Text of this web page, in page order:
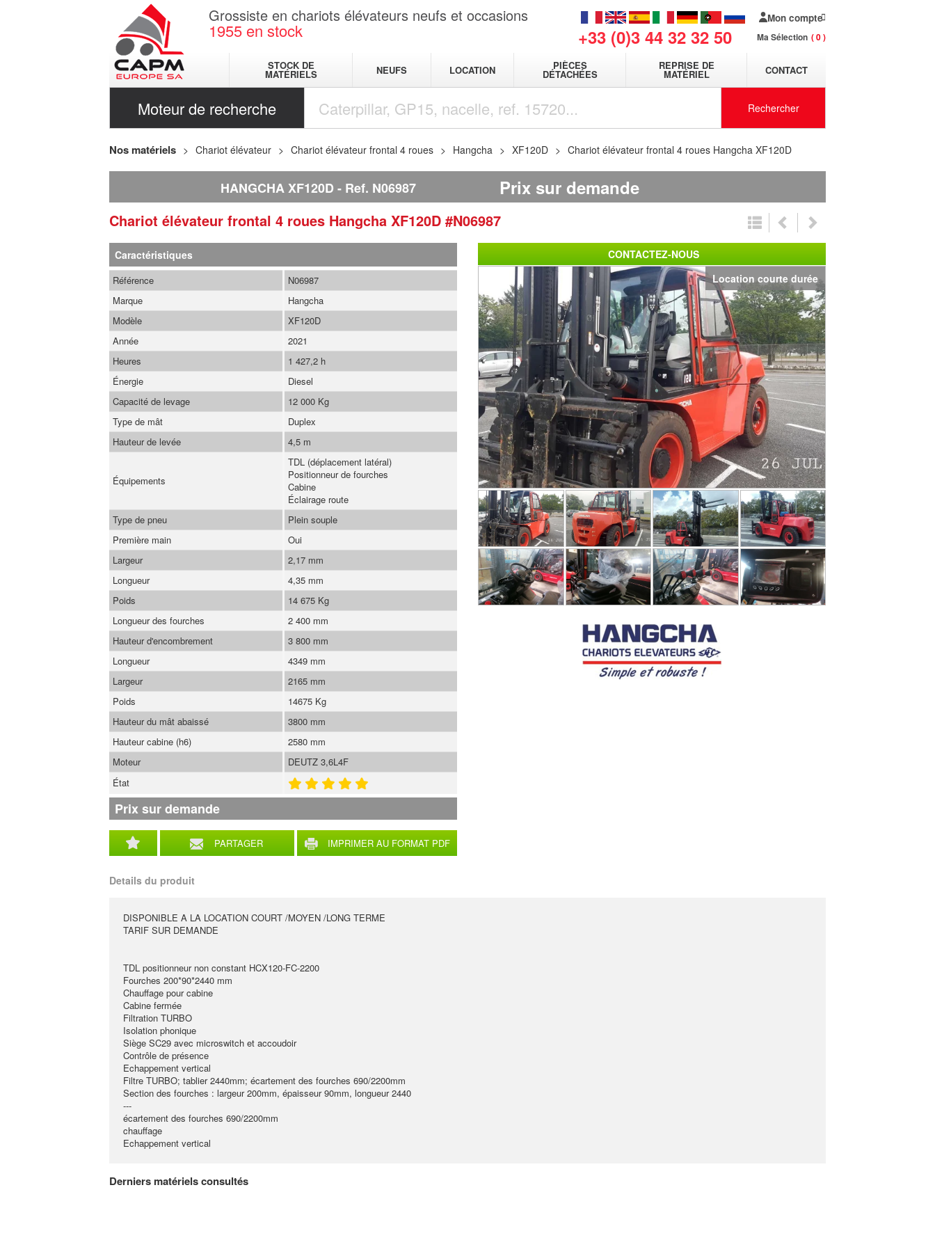
Grossiste en chariots élévateurs neufs et occasions
1955 en stock +33 (0)3 44 32 32 50
Mon compte
Ma Sélection 0
STOCK DE
MATÉRIELS NEUFS LOCATION PIÈCES
DÉTACHÉES
REPRISE DE
MATÉRIEL CONTACT
Moteur de recherche Rechercher
Nos matériels Chariot élévateur Chariot élévateur frontal 4 roues Hangcha XF120D Chariot élévateur frontal 4 roues Hangcha XF120D
HANGCHA XF120D Ref. N06987 Prix sur demande
Chariot élévateur frontal 4 roues Hangcha XF120D #N06987
Location courte durée
Caractéristiques
PARTAGER IMPRIMER AU FORMAT PDF
Référence
N06987
Marque
Hangcha
Modèle
XF120D
Année
2021
Heures
1 427,2 h
Énergie
Diesel
Capacité de levage
12 000 Kg
Type de mât
Duplex
Hauteur de levée
4,5 m
Équipements
TDL (déplacement latéral)
Positionneur de fourches
Cabine
Éclairage route
Type de pneu
Plein souple
Première main
Oui
Largeur
2,17 mm
Longueur
4,35 mm
Poids
14 675 Kg
Longueur des fourches
2 400 mm
Hauteur d'encombrement
3 800 mm
Longueur
4349 mm
Largeur
2165 mm
Poids
14675 Kg
Hauteur du mât abaissé
3800 mm
Hauteur cabine (h6)
2580 mm
Moteur
DEUTZ 3,6L4F
État
Prix sur demande
Details du produit
DISPONIBLE A LA LOCATION COURT /MOYEN /LONG TERME
TARIF SUR DEMANDE
TDL positionneur non constant HCX120-FC-2200
Fourches 200*90*2440 mm
Chauffage pour cabine
Cabine fermée
Filtration TURBO
Isolation phonique
Siège SC29 avec microswitch et accoudoir
Contrôle de présence
Echappement vertical
Filtre TURBO; tablier 2440mm; écartement des fourches 690/2200mm
Section des fourches : largeur 200mm, épaisseur 90mm, longueur 2440
---
écartement des fourches 690/2200mm
chauffage
Echappement vertical
CONTACTEZ-NOUS
Derniers matériels consultés